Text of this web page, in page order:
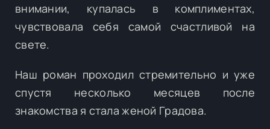
внимании, купалась в комплиментах,
чувствовала себя самой счастливой на
свете.
Наш роман проходил стремительно и уже
спустя несколько месяцев после
знакомства я стала женой Градова.